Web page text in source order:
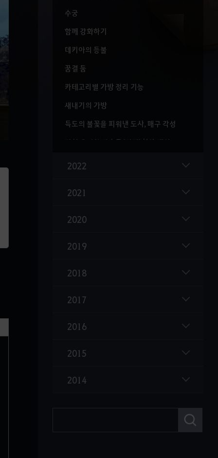
수궁
함께 강화하기
데키아의 등불
꿈결 둠
카테고리별 가방 정리 기능
새내기의 가방
득도의 불꽃을 피워낸 도사, 매구 각성
지형에 의한 탑승물 '덜컥' 현상 개선
저승 꽃을 피워내는 도사, 우사 각성
가문 내 다른 캐릭터 물품 가져오기 기능
아침의 나라, 심향재, 판옥선, 너와집
신규 클래스 매구
2022
2021
2020
2019
2018
2017
2016
2015
2014